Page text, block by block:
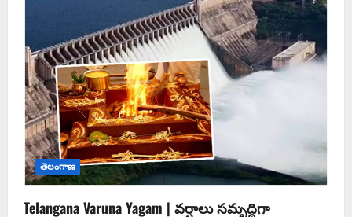
తెలంగాణ
Telangana Varuna Yagam | వర్షాలు సమృద్ధిగా